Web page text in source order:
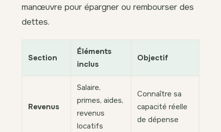
manœuvre pour épargner ou rembourser des
dettes.
Section
Éléments
inclus
Objectif
Revenus
Salaire,
primes, aides,
revenus
locatifs
Connaître sa
capacité réelle
de dépense